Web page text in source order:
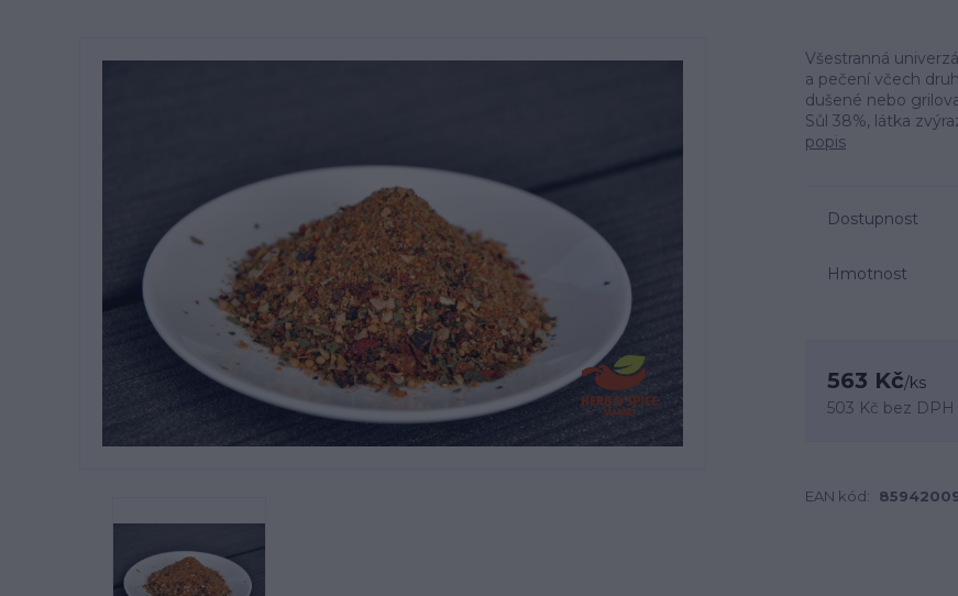
Všestranná
a pečení včech
dušené nebo
Sůl 38%, látka
popis
Dostupnost
Hmotnost
563 Kč/ks
503 Kč bez DPH
EAN kód: